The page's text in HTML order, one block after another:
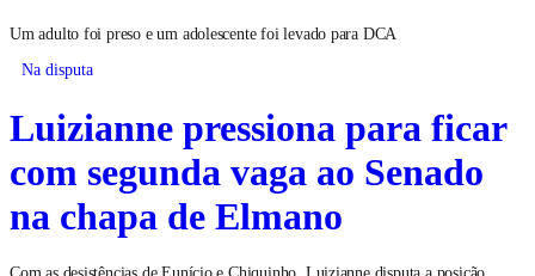
Um adulto foi preso e um adolescente foi levado para DCA
Na disputa
Luizianne pressiona para ficar
com segunda vaga ao Senado
na chapa de Elmano